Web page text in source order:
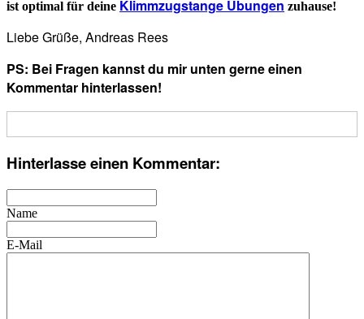
ist optimal für deine Klimmzugstange Übungen zuhause!
Liebe Grüße, Andreas Rees
PS: Bei Fragen kannst du mir unten gerne einen
Kommentar hinterlassen!
Hinterlasse einen Kommentar:
Name
E-Mail